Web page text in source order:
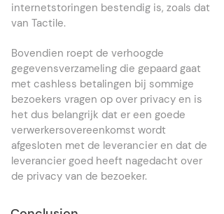
internetstoringen bestendig is, zoals dat
van Tactile.
Bovendien roept de verhoogde
gegevensverzameling die gepaard gaat
met cashless betalingen bij sommige
bezoekers vragen op over privacy en is
het dus belangrijk dat er een goede
verwerkersovereenkomst wordt
afgesloten met de leverancier en dat de
leverancier goed heeft nagedacht over
de privacy van de bezoeker.